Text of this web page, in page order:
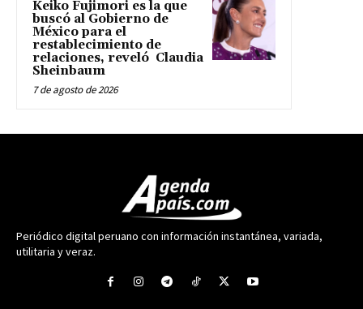
Keiko Fujimori es la que
buscó al Gobierno de
México para el
restablecimiento de
relaciones, reveló Claudia
Sheinbaum
7 de agosto de 2026
Periódico digital peruano con información instantánea, variada,
utilitaria y veraz.